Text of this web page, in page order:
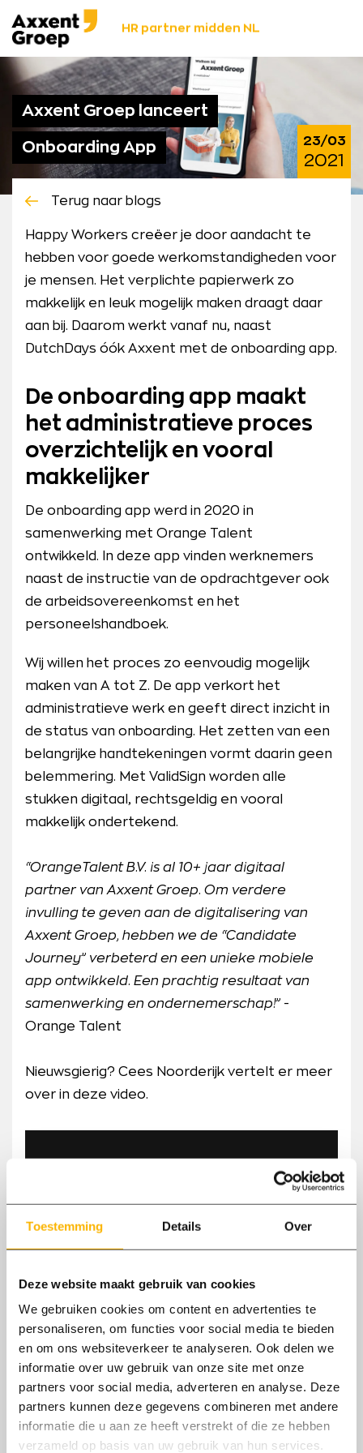
Toestemming Details Over
Deze website maakt gebruik van cookies
We gebruiken cookies om content en advertenties te
personaliseren, om functies voor social media te bieden
en om ons websiteverkeer te analyseren. Ook delen we
informatie over uw gebruik van onze site met onze
partners voor social media, adverteren en analyse. Deze
partners kunnen deze gegevens combineren met andere
informatie die u aan ze heeft verstrekt of die ze hebben
verzameld op basis van uw gebruik van hun services.
naar
content
Axxent
Groep
HR partner midden NL
Axxent Groep lanceert
Onboarding App 23/03
2021
Terug naar blogs
Happy Workers creëer je door aandacht te
hebben voor goede werkomstandigheden voor
je mensen. Het verplichte papierwerk zo
makkelijk en leuk mogelijk maken draagt daar
aan bij. Daarom werkt vanaf nu, naast
DutchDays óók Axxent met de onboarding app.
De onboarding app maakt
het administratieve proces
overzichtelijk en vooral
makkelijker
De onboarding app werd in 2020 in
samenwerking met Orange Talent
ontwikkeld. In deze app vinden werknemers
naast de instructie van de opdrachtgever ook
de arbeidsovereenkomst en het
personeelshandboek.
Wij willen het proces zo eenvoudig mogelijk
maken van A tot Z. De app verkort het
administratieve werk en geeft direct inzicht in
de status van onboarding. Het zetten van een
belangrijke handtekeningen vormt daarin geen
belemmering. Met ValidSign worden alle
stukken digitaal, rechtsgeldig en vooral
makkelijk ondertekend.
“OrangeTalent B.V. is al 10+ jaar digitaal
partner van Axxent Groep. Om verdere
invulling te geven aan de digitalisering van
Axxent Groep, hebben we de “Candidate
Journey” verbeterd en een unieke mobiele
app ontwikkeld. Een prachtig resultaat van
samenwerking en ondernemerschap!” -
Orange Talent
Nieuwsgierig? Cees Noorderijk vertelt er meer
over in deze video.
DEEL ARTIKEL
Deel
op
Facebook
Deel
op
LinkedIn
Deel
op
Twitter
Deel
via
de
mail
Deel
op
WhatsApp
Lees ook